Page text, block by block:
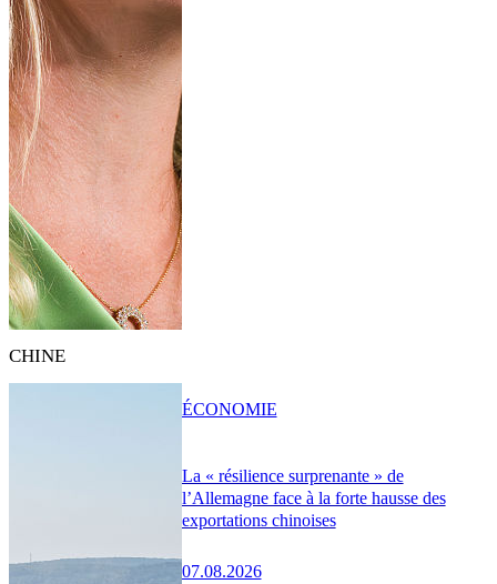
CHINE
La « résilience surprenante » de
l’Allemagne face à la forte hausse des
exportations chinoises
07.08.2026
ÉCONOMIE